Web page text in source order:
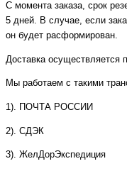
С момента заказа, срок
5 дней. В случае, если
он будет расформирован.
Доставка осуществляется
Мы работаем с такими
1). ПОЧТА РОССИИ
2). СДЭК
3). ЖелДорЭкспедиция